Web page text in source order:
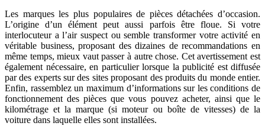
Les marques les plus populaires de pièces détachées d’occasion.
L’origine d’un élément peut aussi parfois être floue. Si votre
interlocuteur a l’air suspect ou semble transformer votre activité en
véritable business, proposant des dizaines de recommandations en
même temps, mieux vaut passer à autre chose. Cet avertissement est
également nécessaire, en particulier lorsque la publicité est diffusée
par des experts sur des sites proposant des produits du monde entier.
Enfin, rassemblez un maximum d’informations sur les conditions de
fonctionnement des pièces que vous pouvez acheter, ainsi que le
kilométrage et la marque (si moteur ou boîte de vitesses) de la
voiture dans laquelle elles sont installées.